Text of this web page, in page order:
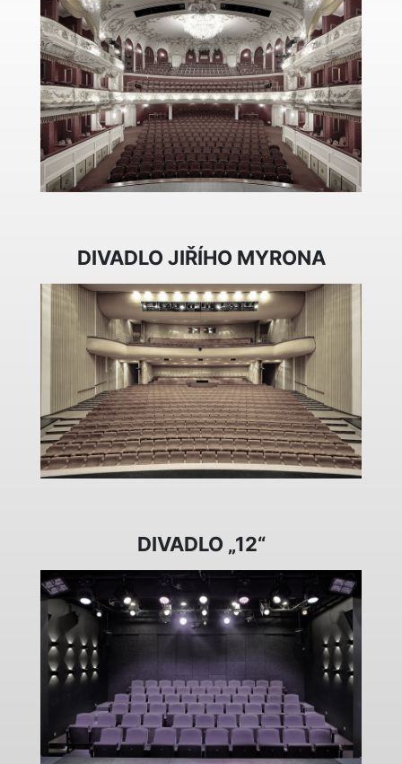
DIVADLO JIŘÍHO MYRONA
DIVADLO „12“